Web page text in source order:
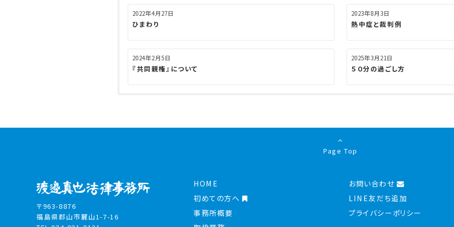
2022年4月27日
ひまわり
2023年8月3日
熱中症と裁判例
2024年2月5日
『共同親権』について
2025年3月21日
５０分の過ごし方
Page Top
〒963-8876
福島県郡山市麓山1-7-16
HOME
初めての方へ
事務所概要
お問い合わせ
LINE友だち追加
プライバシーポリシー